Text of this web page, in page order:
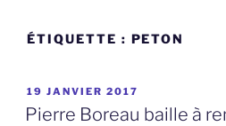
ÉTIQUETTE : PETON
PUBLIÉ
LE
19 JANVIER 2017
Pierre Boreau baille à